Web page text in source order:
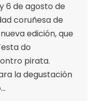
6 de agosto de
coruñesa de
edición, que
do
pirata.
la degustación